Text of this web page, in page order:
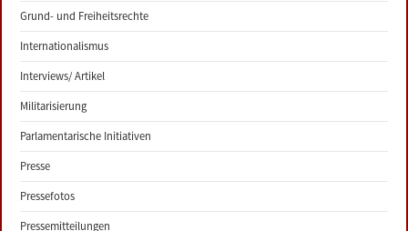
Grund- und Freiheitsrechte
Internationalismus
Interviews/ Artikel
Militarisierung
Parlamentarische Initiativen
Presse
Pressefotos
Pressemitteilungen